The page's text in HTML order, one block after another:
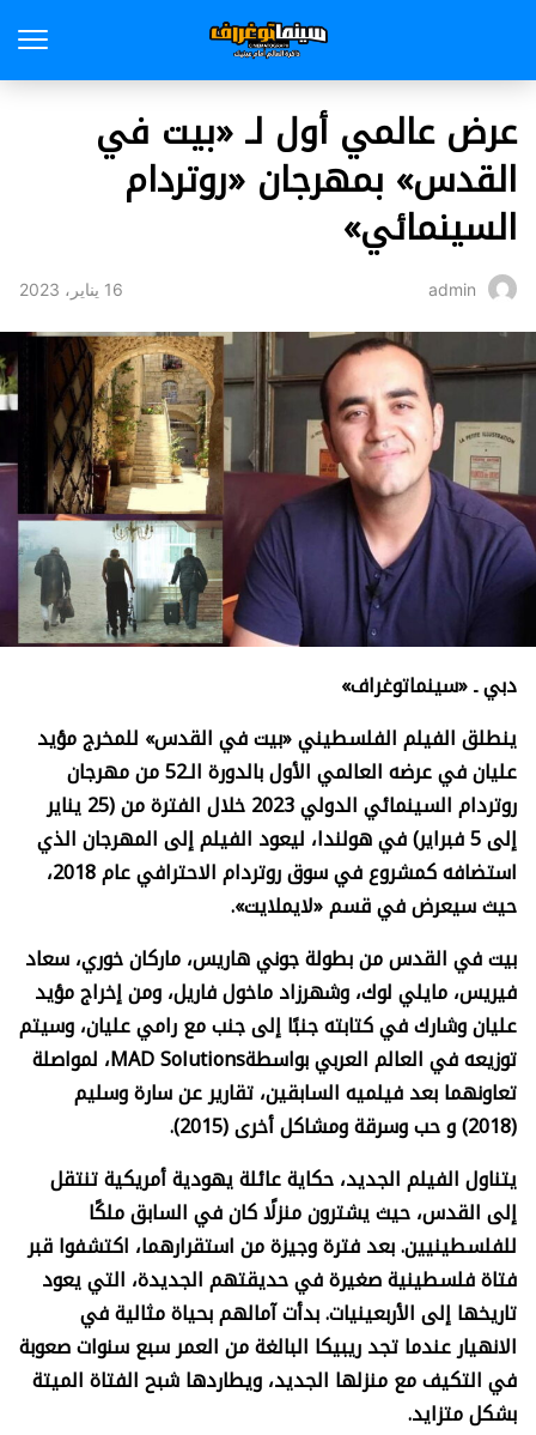
عرض عالمي أول لـ «بيت في
القدس» بمهرجان «روتردام
السينمائي»
admin 16 يناير، 2023
دبي ـ «سينماتوغراف»
ينطلق الفيلم الفلسطيني «بيت في القدس» للمخرج مؤيد
عليان في عرضه العالمي الأول بالدورة الـ52 من مهرجان
روتردام السينمائي الدولي 2023 خلال الفترة من (25 يناير
إلى 5 فبراير) في هولندا، ليعود الفيلم إلى المهرجان الذي
استضافه كمشروع في سوق روتردام الاحترافي عام 2018،
حيث سيعرض في قسم «لايملايت».
بيت في القدس من بطولة جوني هاريس، ماركان خوري، سعاد
فيريس، مايلي لوك، وشهرزاد ماخول فاريل، ومن إخراج مؤيد
عليان وشارك في كتابته جنبًا إلى جنب مع رامي عليان، وسيتم
توزيعه في العالم العربي بواسطةMAD Solutions، لمواصلة
تعاونهما بعد فيلميه السابقين، تقارير عن سارة وسليم
(2018) و حب وسرقة ومشاكل أخرى (2015).
يتناول الفيلم الجديد، حكاية عائلة يهودية أمريكية تنتقل
إلى القدس، حيث يشترون منزلًا كان في السابق ملكًا
للفلسطينيين. بعد فترة وجيزة من استقرارهما، اكتشفوا قبر
فتاة فلسطينية صغيرة في حديقتهم الجديدة، التي يعود
تاريخها إلى الأربعينيات. بدأت آمالهم بحياة مثالية في
الانهيار عندما تجد ريبيكا البالغة من العمر سبع سنوات صعوبة
في التكيف مع منزلها الجديد، ويطاردها شبح الفتاة الميتة
بشكل متزايد.